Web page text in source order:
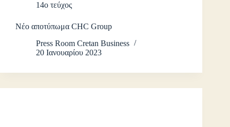
14ο τεύχος
Νέο αποτύπωμα CHC Group
Press Room Cretan Business
20 Ιανουαρίου 2023